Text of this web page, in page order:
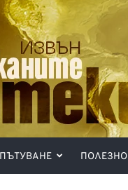
ПЪТУВАНЕ ПОЛЕЗНО